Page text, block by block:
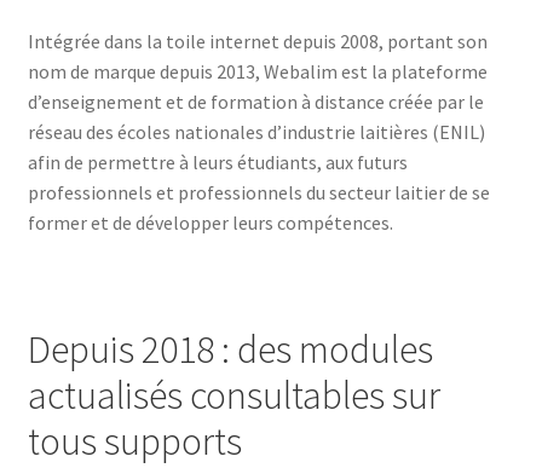
Financements
Règlement intérieur de l’ANFOPEIL
Mon compte
Protection des données personnelles
Intégrée dans la toile internet depuis 2008, portant son
nom de marque depuis 2013, Webalim est la plateforme
d’enseignement et de formation à distance créée par le
réseau des écoles nationales d’industrie laitières (ENIL)
afin de permettre à leurs étudiants, aux futurs
professionnels et professionnels du secteur laitier de se
former et de développer leurs compétences.
Depuis 2018 : des modules
actualisés consultables sur
tous supports